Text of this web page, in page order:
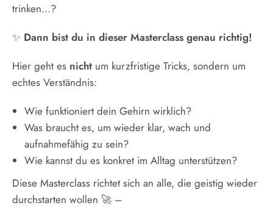
trinken...?
✨ Dann bist du in dieser Masterclass genau richtig!
Hier geht es nicht um kurzfristige Tricks, sondern um
echtes Verständnis:
Wie funktioniert dein Gehirn wirklich?
Was braucht es, um wieder klar, wach und
aufnahmefähig zu sein?
Wie kannst du es konkret im Alltag unterstützen?
Diese Masterclass richtet sich an alle, die geistig wieder
durchstarten wollen 🚀 –